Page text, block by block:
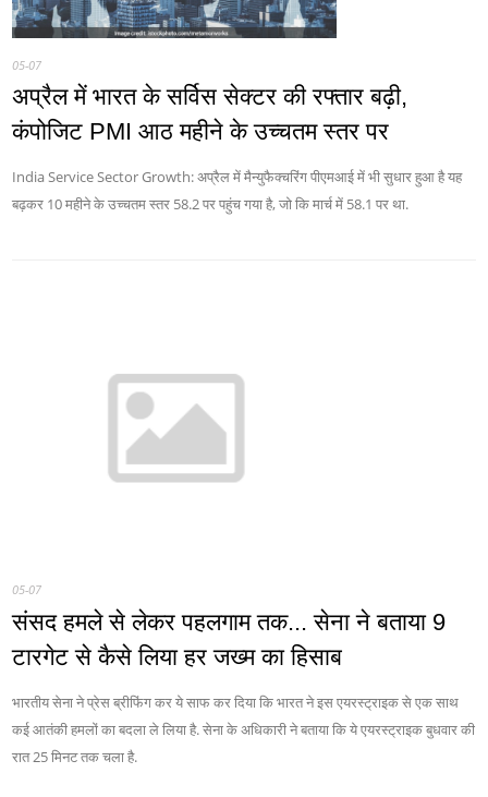
05-07
अप्रैल में भारत के सर्विस सेक्टर की रफ्तार बढ़ी,
कंपोजिट PMI आठ महीने के उच्चतम स्तर पर
India Service Sector Growth: अप्रैल में मैन्युफैक्चरिंग पीएमआई में भी सुधार हुआ है यह
बढ़कर 10 महीने के उच्चतम स्तर 58.2 पर पहुंच गया है, जो कि मार्च में 58.1 पर था.
05-07
संसद हमले से लेकर पहलगाम तक... सेना ने बताया 9
टारगेट से कैसे लिया हर जख्म का हिसाब
भारतीय सेना ने प्रेस ब्रीफिंग कर ये साफ कर दिया कि भारत ने इस एयरस्ट्राइक से एक साथ
कई आतंकी हमलों का बदला ले लिया है. सेना के अधिकारी ने बताया कि ये एयरस्ट्राइक बुधवार की
रात 25 मिनट तक चला है.